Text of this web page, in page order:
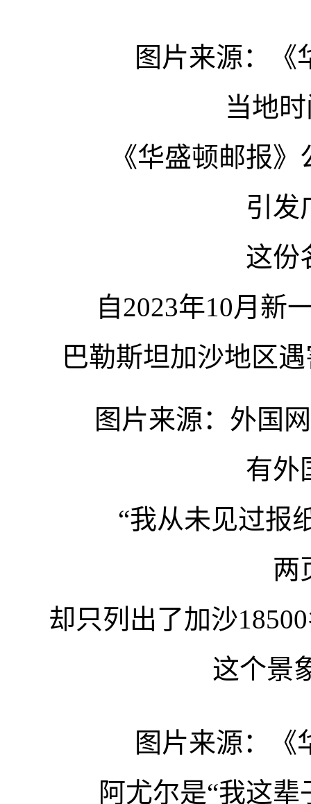
图片来源：《
当地
《华盛顿邮报
引发
这份
自2023年10月新
巴勒斯坦加沙地区
图片来源：外国
有外
“我从未见过报
两
却只列出了加沙
这个景
图片来源：《
阿尤尔是“我这